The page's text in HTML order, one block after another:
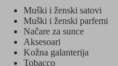
Muški i ženski satovi
Muški i ženski parfemi
Načare za sunce
Aksesoari
Kožna galanterija
Tobacco